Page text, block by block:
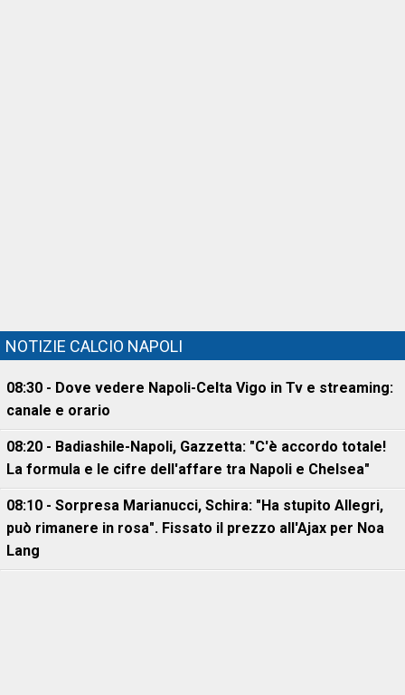
NOTIZIE CALCIO NAPOLI
08:30 - Dove vedere Napoli-Celta Vigo in Tv e streaming:
canale e orario
08:20 - Badiashile-Napoli, Gazzetta: "C'è accordo totale!
La formula e le cifre dell'affare tra Napoli e Chelsea"
08:10 - Sorpresa Marianucci, Schira: "Ha stupito Allegri,
può rimanere in rosa". Fissato il prezzo all'Ajax per Noa
Lang